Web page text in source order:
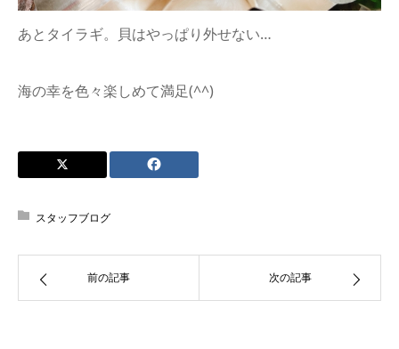
あとタイラギ。貝はやっぱり外せない…
海の幸を色々楽しめて満足(^^)
スタッフブログ
前の記事 次の記事